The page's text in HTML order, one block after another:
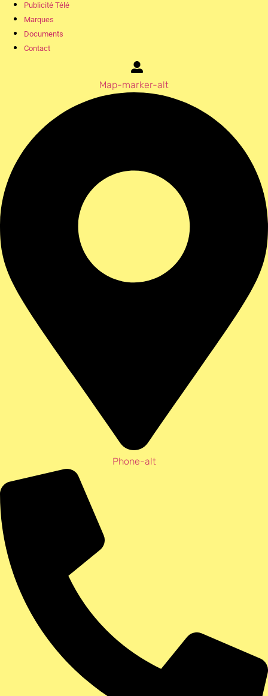
Publicité Télé
Marques
Documents
Contact
Map-marker-alt
Phone-alt